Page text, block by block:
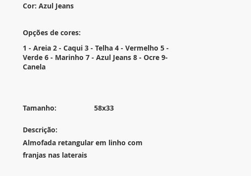
Cor: Azul Jeans
Opções de cores:
1 - Areia 2 - Caqui 3 - Telha 4 - Vermelho 5 -
Verde 6 - Marinho 7 - Azul Jeans 8 - Ocre 9-
Canela
Tamanho: 58x33
Descrição:
Almofada retangular em linho com
franjas nas laterais